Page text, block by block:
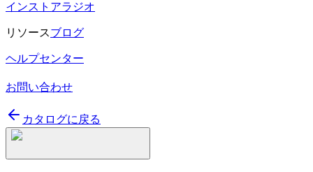
インストアラジオ
リソースブログ
ヘルプセンター
お問い合わせ
カタログに戻る